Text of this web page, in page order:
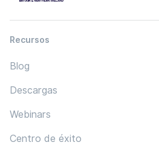
Recursos
Blog
Descargas
Webinars
Centro de éxito